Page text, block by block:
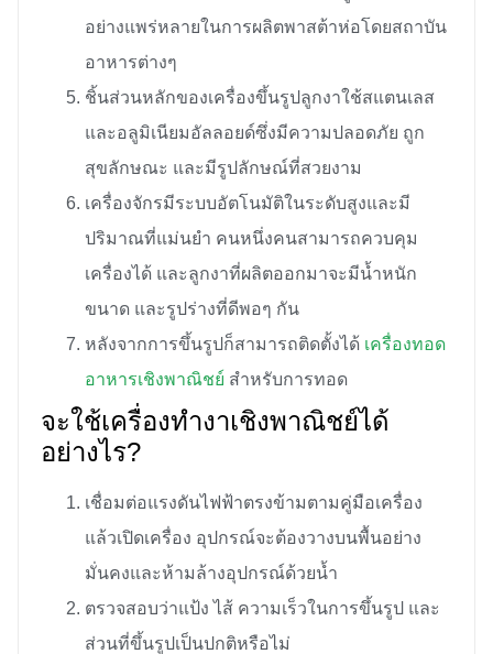
อย่างแพร่หลายในการผลิตพาสต้าห่อโดยสถาบัน
อาหารต่างๆ
ชิ้นส่วนหลักของเครื่องขึ้นรูปลูกงาใช้สแตนเลส
และอลูมิเนียมอัลลอยด์ซึ่งมีความปลอดภัย ถูก
สุขลักษณะ และมีรูปลักษณ์ที่สวยงาม
เครื่องจักรมีระบบอัตโนมัติในระดับสูงและมี
ปริมาณที่แม่นยำ คนหนึ่งคนสามารถควบคุม
เครื่องได้ และลูกงาที่ผลิตออกมาจะมีน้ำหนัก
ขนาด และรูปร่างที่ดีพอๆ กัน
หลังจากการขึ้นรูปก็สามารถติดตั้งได้ เครื่องทอด
อาหารเชิงพาณิชย์ สำหรับการทอด
จะใช้เครื่องทำงาเชิงพาณิชย์ได้
อย่างไร?
เชื่อมต่อแรงดันไฟฟ้าตรงข้ามตามคู่มือเครื่อง
แล้วเปิดเครื่อง อุปกรณ์จะต้องวางบนพื้นอย่าง
มั่นคงและห้ามล้างอุปกรณ์ด้วยน้ำ
ตรวจสอบว่าแป้ง ไส้ ความเร็วในการขึ้นรูป และ
ส่วนที่ขึ้นรูปเป็นปกติหรือไม่